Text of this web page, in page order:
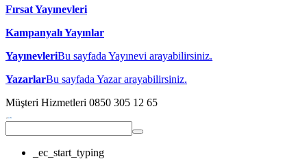
Fırsat Yayınevleri
Kampanyalı Yayınlar
YayınevleriBu sayfada Yayınevi arayabilirsiniz.
YazarlarBu sayfada Yazar arayabilirsiniz.
Müşteri Hizmetleri 0850 305 12 65
_ec_start_typing